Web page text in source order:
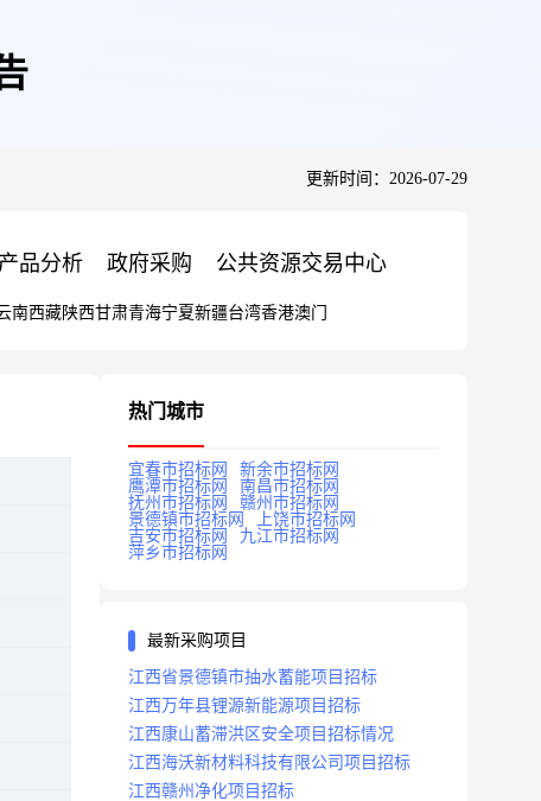
更新时间：2026-07-29
品分析 政府采购 公共资源交易中心
南西藏陕西甘肃青海宁夏新疆台湾香港澳门
热门城市
宜春市招标网
新余市招标网
鹰潭市招标网
南昌市招标网
抚州市招标网
赣州市招标网
景德镇市招标网
上饶市招标网
吉安市招标网
九江市招标网
萍乡市招标网
最新采购项目
江西省景德镇市抽水蓄能项目招标
江西万年县锂源新能源项目招标
江西康山蓄滞洪区安全项目招标情况
江西海沃新材料科技有限公司项目招标
江西赣州净化项目招标